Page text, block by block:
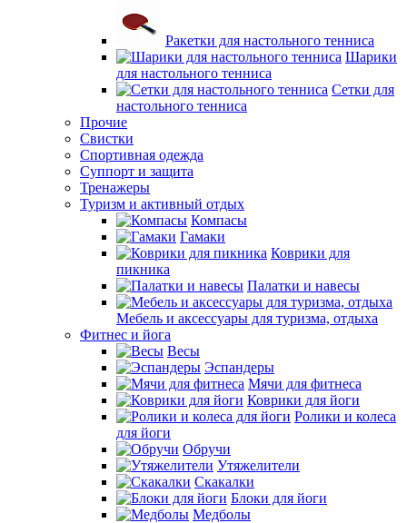
Ракетки для настольного тенниса
Шарики
для настольного тенниса
Сетки для
настольного тенниса
Прочие
Свистки
Спортивная одежда
Суппорт и защита
Тренажеры
Туризм и активный отдых
Компасы
Гамаки
Коврики для
пикника
Палатки и навесы
Мебель и аксессуары для туризма, отдыха
Фитнес и йога
Весы
Эспандеры
Мячи для фитнеса
Коврики для йоги
Ролики и колеса
для йоги
Обручи
Утяжелители
Скакалки
Блоки для йоги
Медболы